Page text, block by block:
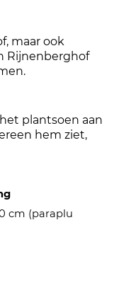
maar ook
Rijnenberghof
plantsoen aan
hem ziet,
cm (paraplu